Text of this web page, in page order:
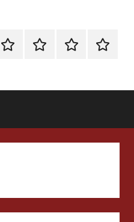
EspecialEnoturismoRanking